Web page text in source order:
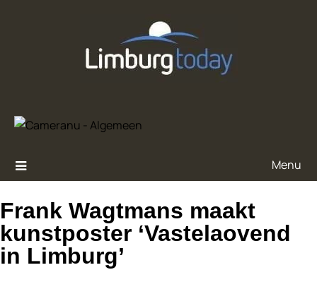
Menu
Frank Wagt­mans maakt
kunst­pos­ter ‘Vas­te­la­o­vend
in Lim­bur­g’